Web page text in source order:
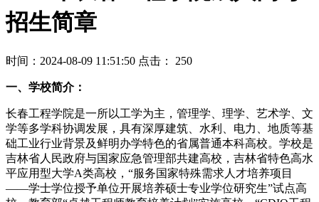
招生简章
时间：2024-08-09 11:51:50 点击： 250
一、学校简介：
长春工程学院是一所以工学为主，管理学、理学、艺术学、文
学等多学科协调发展，具有深厚建筑、水利、电力、地质等基
础工业行业背景及鲜明办学特色的省属普通本科高校。学校是
吉林省人民政府与国家应急管理部共建高校，吉林省特色高水
平应用型大学A类高校，“服务国家特殊需求人才培养项目
——学士学位授予单位开展培养硕士专业学位研究生”试点高